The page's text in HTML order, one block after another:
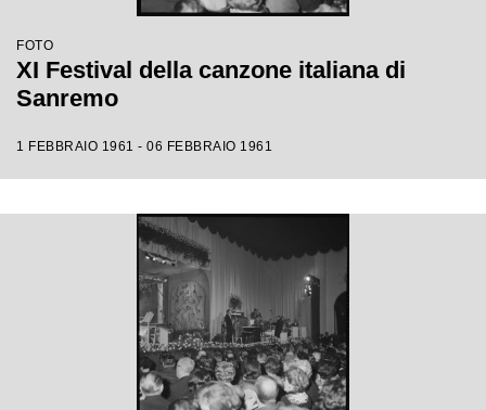
FOTO
XI Festival della canzone italiana di
Sanremo
1 FEBBRAIO 1961 - 06 FEBBRAIO 1961